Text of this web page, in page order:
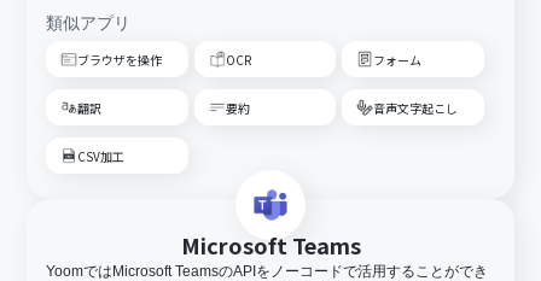
類似アプリ
ブラウザを操作 OCR フォーム
翻訳 要約 音声文字起こし
CSV加工
Microsoft Teams
YoomではMicrosoft TeamsのAPIをノーコードで活用することができ